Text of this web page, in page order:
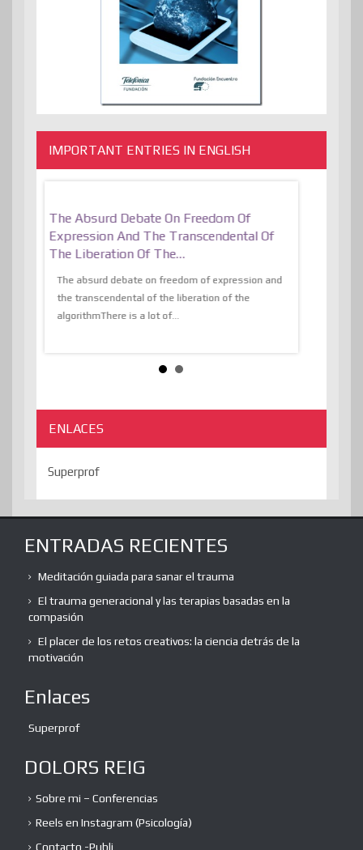
IMPORTANT ENTRIES IN ENGLISH
The Absurd Debate On Freedom Of
Expression And The Transcendental Of
The Liberation Of The…
The absurd debate on freedom of expression and
the transcendental of the liberation of the
algorithmThere is a lot of...
ENLACES
Superprof
ENTRADAS RECIENTES
Meditación guiada para sanar el trauma
El trauma generacional y las terapias basadas en la
compasión
El placer de los retos creativos: la ciencia detrás de la
motivación
Enlaces
Superprof
DOLORS REIG
Sobre mi – Conferencias
Reels en Instagram (Psicología)
Contacto -Publi